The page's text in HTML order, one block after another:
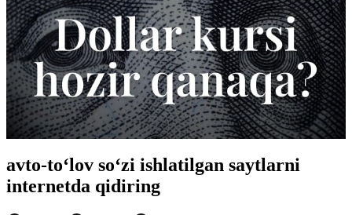
avto-to‘lov so‘zi ishlatilgan saytlarni
internetda qidiring